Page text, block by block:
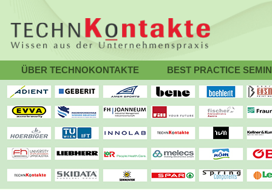
ÜBER TECHNOKONTAKTE BEST PRACTICE